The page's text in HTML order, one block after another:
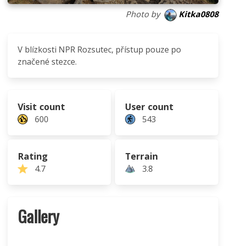
Photo by Kitka0808
V blízkosti NPR Rozsutec, přístup pouze po
značené stezce.
Visit count
600
User count
543
Rating
4.7
Terrain
3.8
Gallery